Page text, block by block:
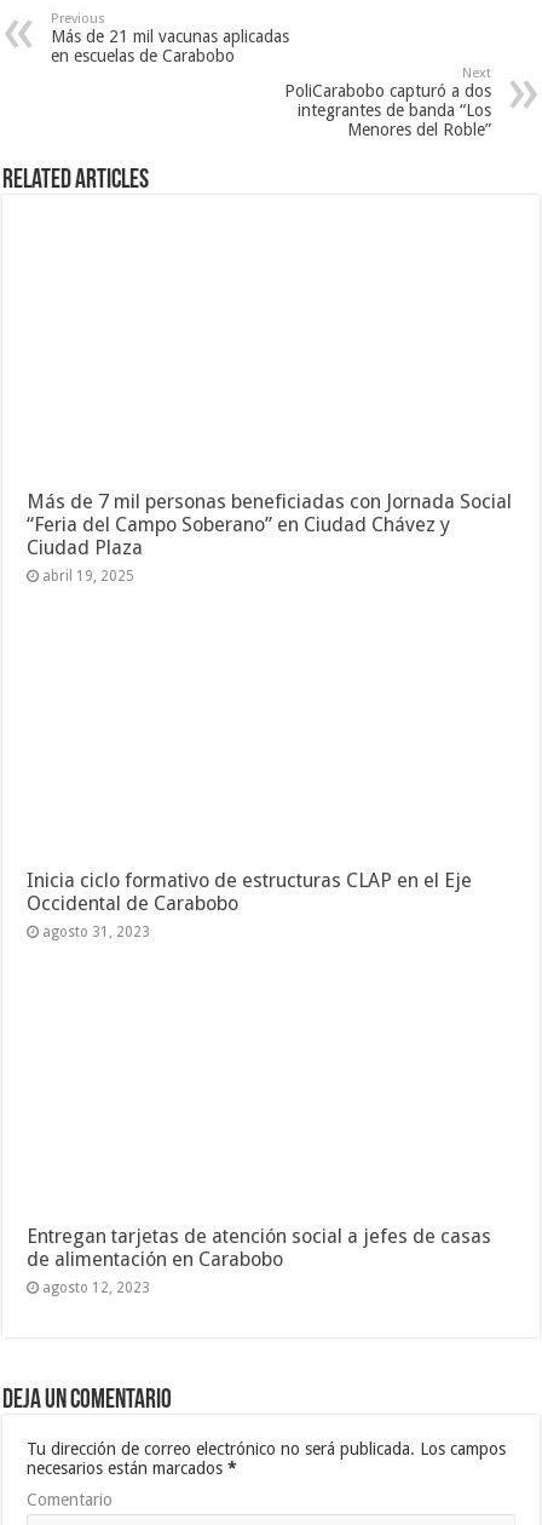
Previous
Más de 21 mil vacunas aplicadas
en escuelas de Carabobo
Next
PoliCarabobo capturó a dos
integrantes de banda “Los
Menores del Roble”
Related Articles
Más de 7 mil personas beneficiadas con Jornada Social
“Feria del Campo Soberano” en Ciudad Chávez y
Ciudad Plaza
abril 19, 2025
Inicia ciclo formativo de estructuras CLAP en el Eje
Occidental de Carabobo
agosto 31, 2023
Entregan tarjetas de atención social a jefes de casas
de alimentación en Carabobo
agosto 12, 2023
Deja un comentario
Tu dirección de correo electrónico no será publicada. Los campos
necesarios están marcados*
Comentario